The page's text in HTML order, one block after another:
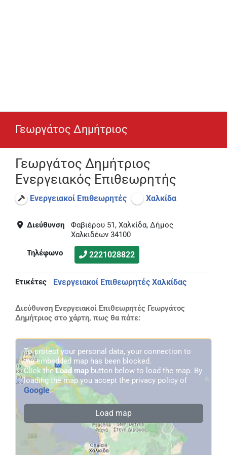
Γεωργάτος Δημήτριος
Γεωργάτος Δημήτριος
Ενεργειακός Επιθεωρητής
Ενεργειακοί Επιθεωρητές Χαλκίδα
Διεύθυνση
Φαβιέρου 51, Χαλκίδα, Δήμος
Χαλκιδέων 34100
Τηλέφωνο
2221028822
Ετικέτες Ενεργειακοί Επιθεωρητές Χαλκίδας
Διεύθυνση Ενεργειακοί Επιθεωρητές Γεωργάτος
Δημήτριος στο χάρτη, πως θα πάτε:
To protect your personal data, your connection to
the embedded map has been blocked.
Click theLoad map button below to load the map. By
loading the map you accept the privacy policy of
Google.
Load map